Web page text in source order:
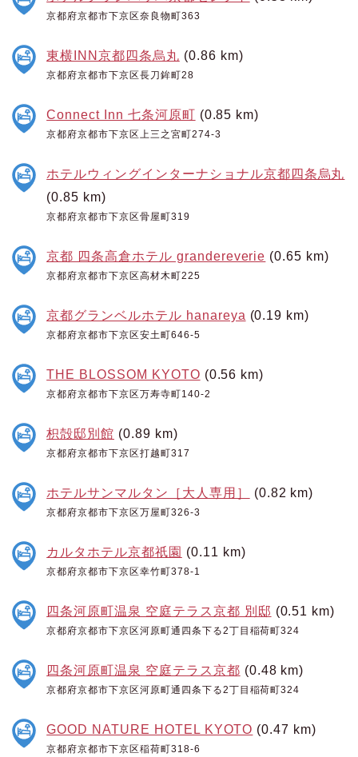
京都府京都市下京区奈良物町363
東横INN京都四条烏丸 (0.86 km)
京都府京都市下京区長刀鉾町28
Connect Inn 七条河原町 (0.85 km)
京都府京都市下京区上三之宮町274-3
ホテルウィングインターナショナル京都四条烏丸
(0.85 km)
京都府京都市下京区骨屋町319
京都 四条高倉ホテル grandereverie (0.65 km)
京都府京都市下京区高材木町225
京都グランベルホテル hanareya (0.19 km)
京都府京都市下京区安土町646-5
THE BLOSSOM KYOTO (0.56 km)
京都府京都市下京区万寿寺町140-2
枳殻邸別館 (0.89 km)
京都府京都市下京区打越町317
ホテルサンマルタン［大人専用］ (0.82 km)
京都府京都市下京区万屋町326-3
カルタホテル京都祇園 (0.11 km)
京都府京都市下京区幸竹町378-1
四条河原町温泉 空庭テラス京都 別邸 (0.51 km)
京都府京都市下京区河原町通四条下る2丁目稲荷町324
四条河原町温泉 空庭テラス京都 (0.48 km)
京都府京都市下京区河原町通四条下る2丁目稲荷町324
GOOD NATURE HOTEL KYOTO (0.47 km)
京都府京都市下京区稲荷町318-6